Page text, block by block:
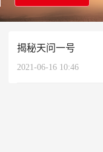
揭秘天问一号
2021-06-16 10:46